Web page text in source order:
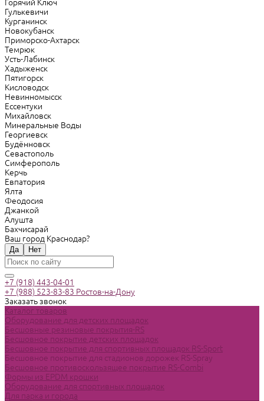
Горячий Ключ
Гулькевичи
Курганинск
Новокубанск
Приморско-Ахтарск
Темрюк
Усть-Лабинск
Хадыженск
Пятигорск
Кисловодск
Невинномысск
Ессентуки
Михайловск
Минеральные Воды
Георгиевск
Будённовск
Севастополь
Симферополь
Керчь
Евпатория
Ялта
Феодосия
Джанкой
Алушта
Бахчисарай
Ваш город Краснодар?
Да Нет
+7 (918) 443-04-01
+7 (988) 523-83-83 Ростов-на-Дону
Заказать звонок
Каталог товаров
Оборудование для детских площадок
Бесшовные резиновые покрытия-RS
Бесшовное покрытие детских площадок
Бесшовное покрытие для спортивных площадок RS-Sport
Бесшовное покрытие для стадионов дорожек RS-Spray
Бесшовное противоскользящее покрытие RS-Combi
Формы из EPDM крошки
Оборудование для спортивных площадок
Для парка и города